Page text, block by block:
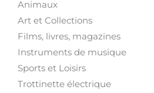
Animaux
Art et Collections
Films, livres, magazines
Instruments de musique
Sports et Loisirs
Trottinette électrique